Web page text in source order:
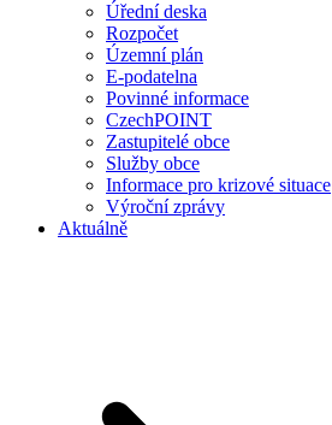
Úřední deska
Rozpočet
Územní plán
E-podatelna
Povinné informace
CzechPOINT
Zastupitelé obce
Služby obce
Informace pro krizové situace
Výroční zprávy
Aktuálně